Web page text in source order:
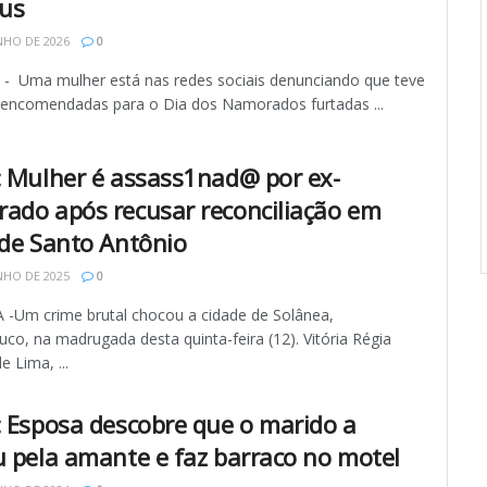
DE 2026 0
- Uma mulher está nas redes sociais denunciando que teve
para o Dia dos Namorados furtadas ...
Mulher é assass1nad@ por ex-
após recusar reconciliação em
Santo Antônio
DE 2025 0
-Um crime brutal chocou a cidade de Solânea,
na madrugada desta quinta-feira (12). Vitória Régia
Lima, ...
Esposa descobre que o marido a
pela amante e faz barraco no motel